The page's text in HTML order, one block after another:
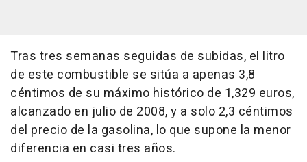
Tras tres semanas seguidas de subidas, el litro
de este combustible se sitúa a apenas 3,8
céntimos de su máximo histórico de 1,329 euros,
alcanzado en julio de 2008, y a solo 2,3 céntimos
del precio de la gasolina, lo que supone la menor
diferencia en casi tres años.